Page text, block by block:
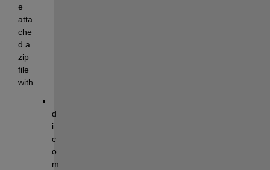
e
atta
che
d a
zip
file
with
d
i
c
o
m